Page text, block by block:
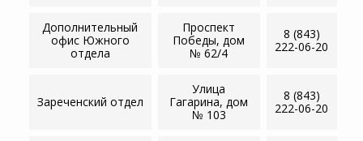
Дополнительный
офис Южного
отдела
Проспект
Победы, дом
№ 62/4
8 (843)
222-06-20
Зареченский отдел
Улица
Гагарина, дом
№ 103
8 (843)
222-06-20